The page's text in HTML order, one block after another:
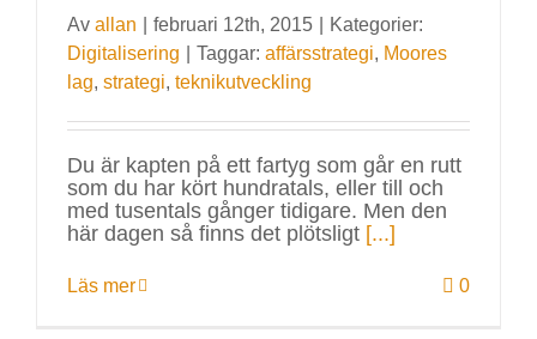
Av allan februari 12th, 2015
Kategorier:
Digitalisering
Taggar: affärsstrategi, Moores
lag, strategi, teknikutveckling
Du är kapten på ett fartyg som går en rutt
som du har kört hundratals, eller till och
med tusentals gånger tidigare. Men den
här dagen så finns det plötsligt [...]
Läs mer 0